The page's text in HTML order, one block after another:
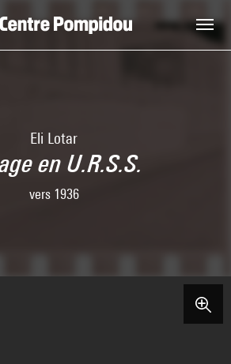
Eli Lotar
en U.R.S.S.
vers 1936